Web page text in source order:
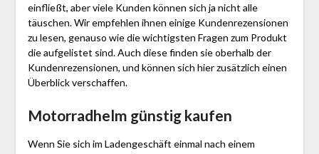
einfließt, aber viele Kunden können sich ja nicht alle
täuschen. Wir empfehlen ihnen einige Kundenrezensionen
zu lesen, genauso wie die wichtigsten Fragen zum Produkt
die aufgelistet sind. Auch diese finden sie oberhalb der
Kundenrezensionen, und können sich hier zusätzlich einen
Überblick verschaffen.
Motorradhelm günstig kaufen
Wenn Sie sich im Ladengeschäft einmal nach einem